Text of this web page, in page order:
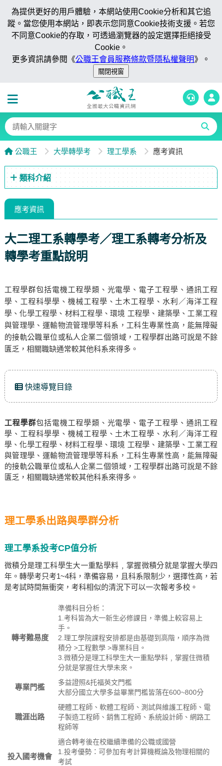
為提供更好的用戶體驗，本網站使用Cookie分析和其它追
蹤。當您使用本網站，即表示您同意Cookie技術支援。若您
不同意Cookie的存取，可透過瀏覽器的設定選擇拒絕接受
Cookie。
更多資訊請參閱《公職王會員服務條款暨隱私權聲明》。
公職王 大學轉學考 理工學系 應考資訊
類科介紹
應考資訊
大二理工系轉學考／理工系轉考分析及
轉學考重點說明
工程學群包括電機工程學類、光電學、電子工程學、通訊工程
學、工程科學學、機械工程學、土木工程學、水利／海洋工程
學、化學工程學、材料工程學、環境 工程學、建築學、工業工程
與管理學、運輸物流管理學等科系，工科生專業性高，能無障礙
的接軌公職單位或私人企業二個領域，工程學群出路可說是不餘
匱乏，相關職缺通常較其他科系來得多。
快速導覽目錄
工程學群包括電機工程學類、光電學、電子工程學、通訊工程
學、工程科學學、機械工程學、土木工程學、水利／海洋工程
學、化學工程學、材料工程學、環境 工程學、建築學、工業工程
與管理學、運輸物流管理學等科系，工科生專業性高，能無障礙
的接軌公職單位或私人企業二個領域，工程學群出路可說是不餘
匱乏，相關職缺通常較其他科系來得多。
理工學系出路與學群分析
理工學系投考CP值分析
微積分是理工科學生大一重點學料﹐掌握微積分就是掌握大學四
年。轉學考只考1~4科，準備容易，且科系限制少，選擇性高，若
是考試時間無衝突，考科相似的清況下可以一次報考多校。
轉考難易度
準備科目分析：
1.考科皆為大一新生必修課目，準備上較容易上
手。
2.理工學院課程安排都是由基礎到高階，順序為微
積分 >工程數學 >專業科目。
3.微積分是理工科學生大一重點學料﹐掌握住微積
分就是掌握住大學未來。
專業門檻
多益證照&托福英文門檻
大部分國立大學多益畢業門檻皆落在600~800分
職涯出路
硬體工程師、軟體工程師、測試與維護工程師、電
子製造工程師、銷售工程師、系統設計師、網路工
程師等
投入國考機會
適合轉考後在校繼續準備的公職或國營
1.投考優勢：可參加有考計算機概論及物理相關的
考試